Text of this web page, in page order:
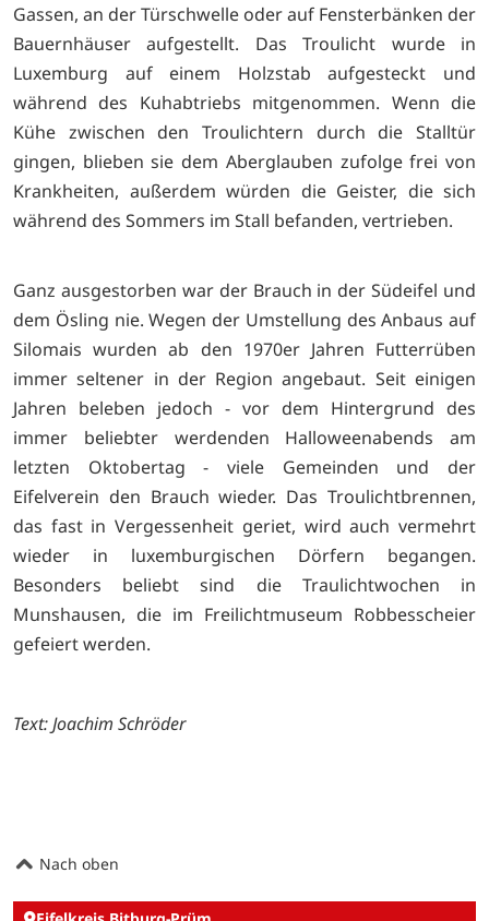
Gassen, an der Türschwelle oder auf Fensterbänken der
Bauernhäuser aufgestellt. Das Troulicht wurde in
Luxemburg auf einem Holzstab aufgesteckt und
während des Kuhabtriebs mitgenommen. Wenn die
Kühe zwischen den Troulichtern durch die Stalltür
gingen, blieben sie dem Aberglauben zufolge frei von
Krankheiten, außerdem würden die Geister, die sich
während des Sommers im Stall befanden, vertrieben.
Ganz ausgestorben war der Brauch in der Südeifel und
dem Ösling nie. Wegen der Umstellung des Anbaus auf
Silomais wurden ab den 1970er Jahren Futterrüben
immer seltener in der Region angebaut. Seit einigen
Jahren beleben jedoch - vor dem Hintergrund des
immer beliebter werdenden Halloweenabends am
letzten Oktobertag - viele Gemeinden und der
Eifelverein den Brauch wieder. Das Troulichtbrennen,
das fast in Vergessenheit geriet, wird auch vermehrt
wieder in luxemburgischen Dörfern begangen.
Besonders beliebt sind die Traulichtwochen in
Munshausen, die im Freilichtmuseum Robbesscheier
gefeiert werden.
Text: Joachim Schröder
Nach oben